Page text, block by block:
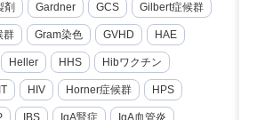
剤 Gardner GCS Gilbert症候群
群 Gram染色 GVHD HAE
Heller HHS Hibワクチン
HIV Horner症候群 HPS
IBS IgA腎症 IgA血管炎